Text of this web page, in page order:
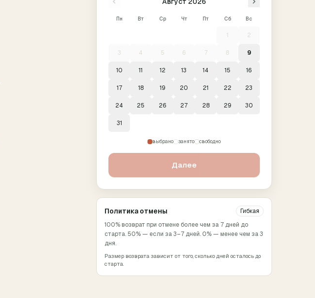
Пн Вт Ср Чт Пт Сб Вс
1 2
3 4 5 6 7 8 9
10 11 12 13 14 15 16
17 18 19 20 21 22 23
24 25 26 27 28 29 30
31
выбрано занято свободно
Далее
Политика отмены
Гибкая
100% возврат при отмене более чем за 7 дней до
старта. 50% — если за 3–7 дней. 0% — менее чем за 3
дня.
Размер возврата зависит от того, сколько дней осталось до
старта.